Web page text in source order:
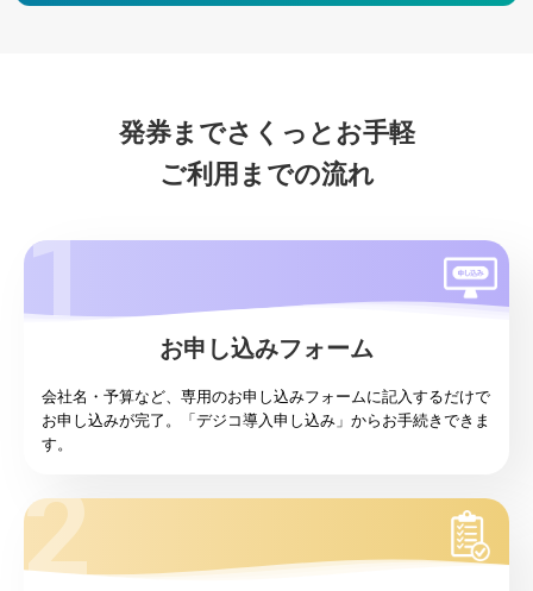
発券までさくっとお手軽
ご利用までの流れ
お申し込みフォーム
会社名・予算など、専用のお申し込みフォームに記入するだけで
お申し込みが完了。「デジコ導入申し込み」からお手続きできま
す。